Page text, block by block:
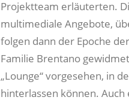
Projektteam erläuterten.
multimediale Angebote,
folgen dann der Epoche
Familie Brentano
„Lounge“ vorgesehen, in
hinterlassen können.